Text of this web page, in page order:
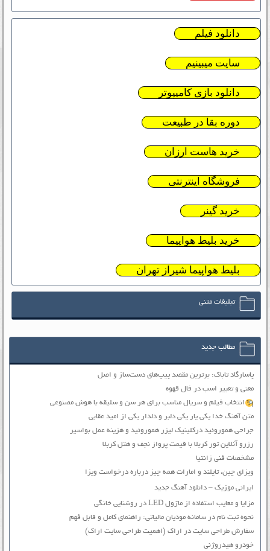
دانلود فیلم
سایت میبینیم
دانلود بازی کامیپوتر
دوره بقا در طبیعت
خرید هاست ارزان
فروشگاه اینترنتی
خرید گینر
خرید بلیط هواپیما
بلیط هواپیما شیراز تهران
تبلیغات متنی
مطالب جدید
پاسارگاد تاباک: برترین مقصد پیپ‌های دست‌ساز و اصل
معنی و تعبیر اسب در فال قهوه
انتخاب فیلم و سریال مناسب برای هر سن و سلیقه با هوش مصنوعی
متن آهنگ خدا یکی یار یکی دلبر و دلدار یکی از امید عقابی
جراحی هموروئید درکلینیک لیزر هموروئید و هزینه عمل بواسیر
رزرو آنلاین تور کربلا با قیمت پرواز نجف و هتل کربلا
مشخصات فنی زانتیا
ویزای چین، تایلند و امارات همه چیز درباره درخواست ویزا
ایرانی موزیک – دانلود آهنگ جدید
مزایا و معایب استفاده از ماژول LED در روشنایی خانگی
نحوه ثبت نام در سامانه مودیان مالیاتی: راهنمای کامل و قابل فهم
سفارش طراحی سایت در اراک (اهمیت طراحی سایت اراک)
خودرو هیدروژنی